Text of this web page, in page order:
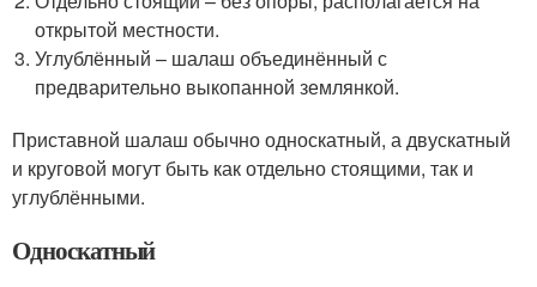
открытой местности.
Углублённый – шалаш объединённый с
предварительно выкопанной землянкой.
Приставной шалаш обычно односкатный, а двускатный
и круговой могут быть как отдельно стоящими, так и
углублёнными.
Односкатный